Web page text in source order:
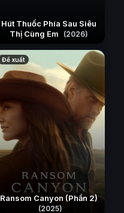
Hút Thuốc Phía Sau Siêu
Thị Cùng Em
(2026)
Đề xuất
Ransom Canyon (Phần 2)
(2025)